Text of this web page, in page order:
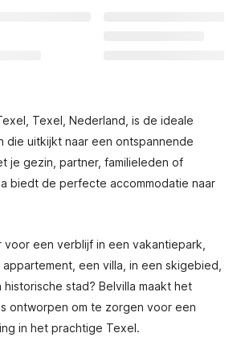
Texel, Nederland, is de ideale
die uitkijkt naar een ontspannende
je gezin, partner, familieleden of
biedt de perfecte accommodatie naar
een verblijf in een vakantiepark,
een villa, in een skigebied,
stad? Belvilla maakt het
ontworpen om te zorgen voor een
in het prachtige Texel.